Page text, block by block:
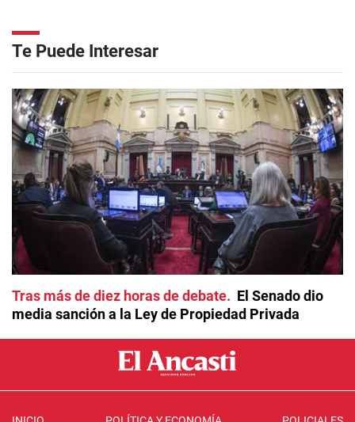
Te Puede Interesar
Tras más de diez horas de debate
El Senado dio
media sanción a la Ley de Propiedad Privada